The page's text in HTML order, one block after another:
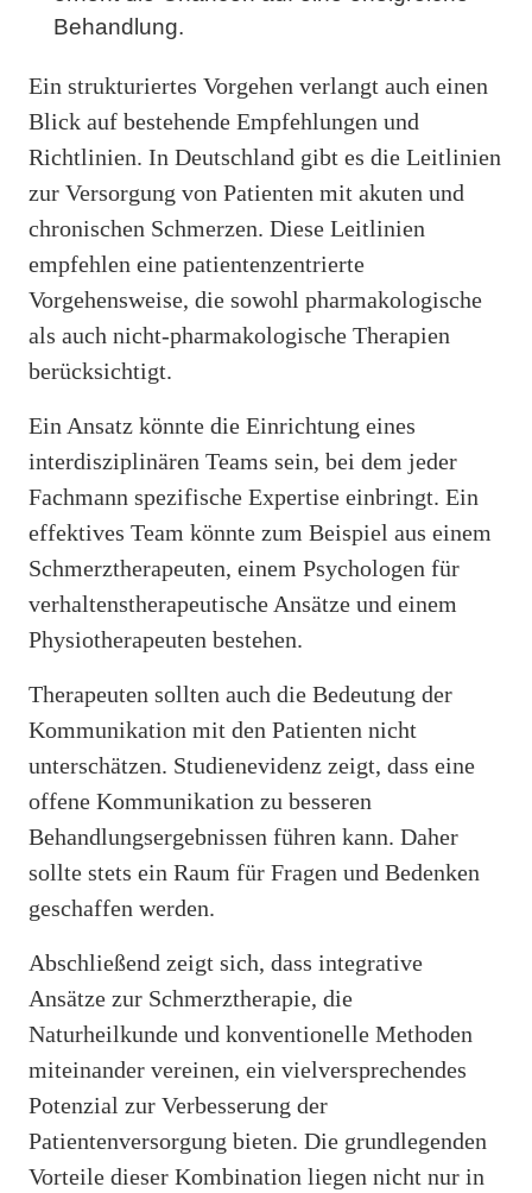
Behandlung.
Ein strukturiertes Vorgehen verlangt auch einen
Blick auf bestehende Empfehlungen und
Richtlinien. In Deutschland gibt es die Leitlinien
zur Versorgung von Patienten mit akuten und
chronischen Schmerzen. Diese Leitlinien
empfehlen eine patientenzentrierte
Vorgehensweise, die sowohl pharmakologische
als auch nicht-pharmakologische Therapien
berücksichtigt.
Ein Ansatz könnte die Einrichtung eines
interdisziplinären Teams sein, bei dem jeder
Fachmann spezifische Expertise einbringt. Ein
effektives Team könnte zum Beispiel aus einem
Schmerztherapeuten, einem Psychologen für
verhaltenstherapeutische Ansätze und einem
Physiotherapeuten bestehen.
Therapeuten sollten auch die Bedeutung der
Kommunikation mit den Patienten nicht
unterschätzen. Studienevidenz zeigt, dass eine
offene Kommunikation zu besseren
Behandlungsergebnissen führen kann. Daher
sollte stets ein Raum für Fragen und Bedenken
geschaffen werden.
Abschließend zeigt sich, dass integrative
Ansätze zur Schmerztherapie, die
Naturheilkunde und konventionelle Methoden
miteinander vereinen, ein vielversprechendes
Potenzial zur Verbesserung der
Patientenversorgung bieten. Die grundlegenden
Vorteile dieser Kombination liegen nicht nur in